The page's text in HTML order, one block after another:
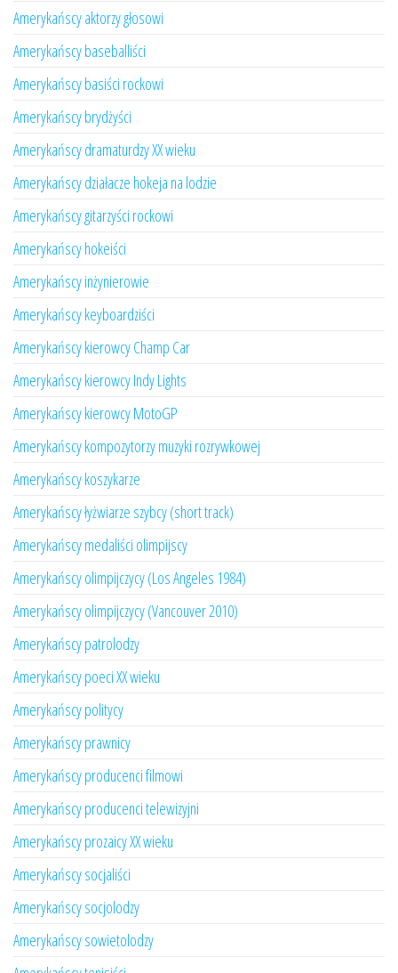
Amerykańscy aktorzy głosowi
Amerykańscy baseballiści
Amerykańscy basiści rockowi
Amerykańscy brydżyści
Amerykańscy dramaturdzy XX wieku
Amerykańscy działacze hokeja na lodzie
Amerykańscy gitarzyści rockowi
Amerykańscy hokeiści
Amerykańscy inżynierowie
Amerykańscy keyboardziści
Amerykańscy kierowcy Champ Car
Amerykańscy kierowcy Indy Lights
Amerykańscy kierowcy MotoGP
Amerykańscy kompozytorzy muzyki rozrywkowej
Amerykańscy koszykarze
Amerykańscy łyżwiarze szybcy (short track)
Amerykańscy medaliści olimpijscy
Amerykańscy olimpijczycy (Los Angeles 1984)
Amerykańscy olimpijczycy (Vancouver 2010)
Amerykańscy patrolodzy
Amerykańscy poeci XX wieku
Amerykańscy politycy
Amerykańscy prawnicy
Amerykańscy producenci filmowi
Amerykańscy producenci telewizyjni
Amerykańscy prozaicy XX wieku
Amerykańscy socjaliści
Amerykańscy socjolodzy
Amerykańscy sowietolodzy